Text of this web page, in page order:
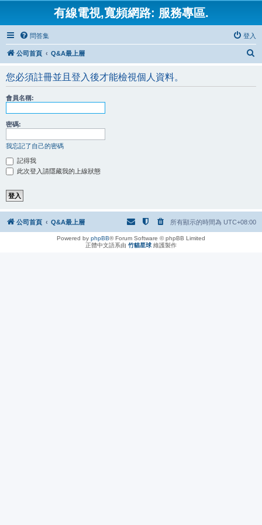
有線電視,寬頻網路: 服務專區.
問答集 登入
公司首頁 Q&A最上層
您必須註冊並且登入後才能檢視個人資料。
會員名稱:
密碼:
我忘記了自己的密碼
記得我
此次登入請隱藏我的上線狀態
公司首頁 Q&A最上層 所有顯示的時間為 UTC+08:00
Powered by phpBB® Forum Software © phpBB Limited
正體中文語系由 竹貓星球 維護製作